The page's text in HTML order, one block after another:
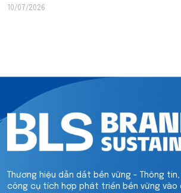
10/07/2026
Thương hiệu dẫn dắt bền vững - Thông
công cụ tích hợp phát triển bền vững vào